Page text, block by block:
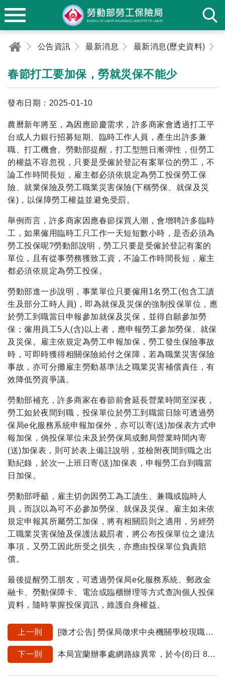
公告資訊 最新消息 最新消息(歷史資料)
春節打工要加保，勞就災保不能少
發布日期：2025-01-10
農曆新年將至，為因應節慶需求，許多商家會透過打工平
台或人力銀行招募短期、臨時工作人員，產生出許多兼
職、打工機會。勞動部提醒，打工型態日漸彈性，但勞工
的權益不容忽視，只要是受僱於登記有案單位的勞工，不
論工作時間長短，雇主都必須依規定為勞工投保勞工保
險、就業保險及勞工職業災害保險(下稱勞保、就保及災
保)，以保障勞工權益並避免受罰。
舉例而言，許多商家因應春節採買人潮，會增聘許多臨時
工，如果僱用臨時工只工作一天短短數小時，是否必須為
勞工投保呢?勞動部說明，勞工只要是受僱於登記有案的
單位，且有從事勞務獲致工資，不論工作時間長短，雇主
都必須依規定為勞工投保。
勞動部進一步說明，事業單位只要僱用1名勞工(包含工讀
生及部分工時人員)，即為就保及災保的強制投保單位，應
於勞工到職當日申報參加就保及災保，並得自願參加勞
保；僱用員工5人(含)以上者，應申報勞工參加勞保、就保
及災保。雇主依規定為勞工申報加保，勞工發生保險事故
時，可即時獲得相關保險給付之保障，若為職業災害保險
事故，亦可分攤雇主勞動基準法之職業災害補償責任，有
效降低勞資爭議。
勞動部補充，許多商家在春節前會延長營業時間至深夜，
勞工如於夜間到職，投保單位於勞工到職當日除可透過勞
保局e化服務系統申報加保外，亦可以寄(送)加保表方式申
報加保，倘投保單位未及於勞保局或郵局營業時間內寄
(送)加保表，則可於表上備註說明，並檢附夜間到職之出
勤紀錄，於次一上班日寄(送)加保表，申報勞工自到職當
日加保。
勞動部呼籲，雇主切勿因勞工為工讀生、兼職或臨時人
員，而誤以為可不必參加勞保、就保及災保。雇主如未依
規定申報其所屬勞工加保，將有相關罰則之適用，另經勞
工職業災害保險及保護法裁罰者，將公布投保單位之違法
事項，又勞工因此所受之損失，亦應由投保單位負責賠
償。
最後提醒勞工朋友，可透過勞保局e化服務系統、郵政金
融卡、勞動保障卡、電洽或臨櫃辦理等方式查詢個人投保
資料，隨時掌握投保資訊，維護自身權益。
上一則 [徵才公告] 勞保局徵求中央機關學校現職之超額工友6名(應徵截止日114/2/14)
下一則 本局宜蘭辦事處網路線異常，於今(8)日 8:30~12:30期間，僅提供部分服務，詳如內文。